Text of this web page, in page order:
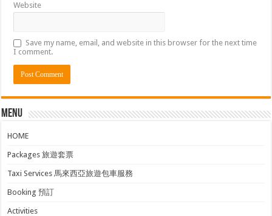
Website
Save my name, email, and website in this browser for the next time
I comment.
Menu
HOME
Packages 旅遊套票
Taxi Services 馬來西亞旅遊包車服務
Booking 預訂
Activities